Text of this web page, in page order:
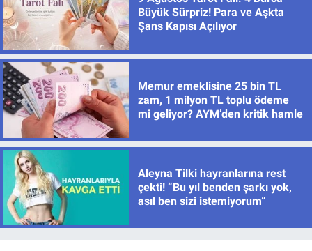
Büyük Sürpriz! Para ve Aşkta
Şans Kapısı Açılıyor
Memur emeklisine 25 bin TL
zam, 1 milyon TL toplu ödeme
mi geliyor? AYM’den kritik hamle
Aleyna Tilki hayranlarına rest
çekti! “Bu yıl benden şarkı yok,
asıl ben sizi istemiyorum”